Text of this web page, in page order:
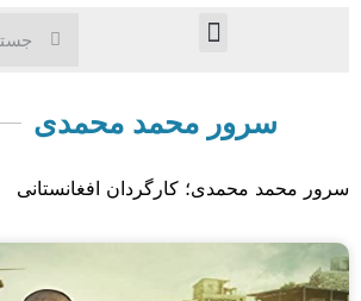
سرور محمد محمدی
سرور محمد محمدی؛ کارگردان افغانستانی